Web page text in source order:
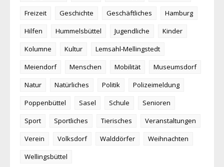
Freizeit
Geschichte Geschäftliches
Hamburg
Hilfen
Hummelsbüttel Jugendliche
Kinder
Kolumne
Kultur
Lemsahl-Mellingstedt
Meiendorf
Menschen Mobilität
Museumsdorf
Natur
Natürliches Politik
Polizeimeldung
Poppenbüttel
Sasel Schule
Senioren
Sport
Sportliches Tierisches
Veranstaltungen
Verein
Volksdorf Walddörfer
Weihnachten
Wellingsbüttel